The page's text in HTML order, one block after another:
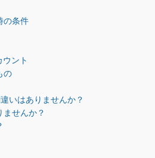
の条件
ント
の
いはありませんか？
せんか？